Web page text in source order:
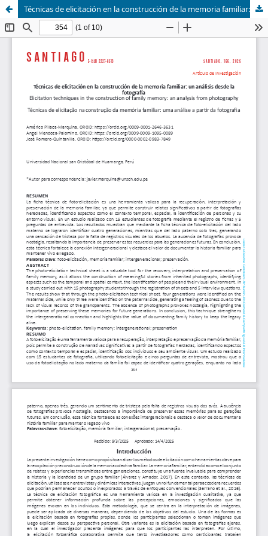
Técnicas de elicitación en la construcción de la memoria familiar: un análisis desde la fotografía